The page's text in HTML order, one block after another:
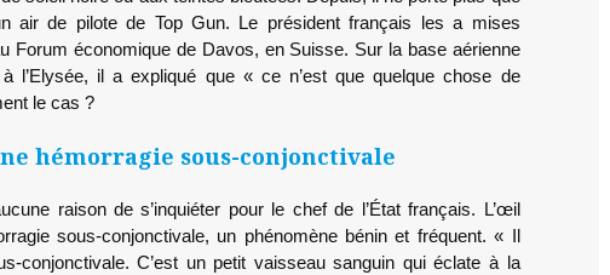
air de pilote de Top Gun. Le président français les a mises
Forum économique de Davos, en Suisse. Sur la base aérienne
l’Elysée, il a expliqué que « ce n’est que quelque chose de
le cas ?
hémorragie sous-conjonctivale
raison de s’inquiéter pour le chef de l’État français. L’œil
sous-conjonctivale, un phénomène bénin et fréquent. « Il
conjonctivale. C’est un petit vaisseau sanguin qui éclate à la